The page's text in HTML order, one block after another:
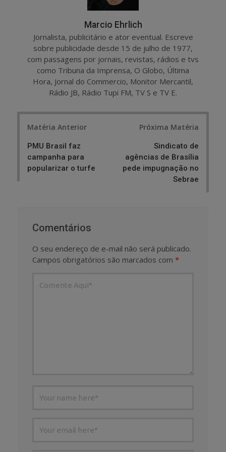
Marcio Ehrlich
Jornalista, publicitário e ator eventual. Escreve
sobre publicidade desde 15 de julho de 1977,
com passagens por jornais, revistas, rádios e tvs
como Tribuna da Imprensa, O Globo, Última
Hora, Jornal do Commercio, Monitor Mercantil,
Rádio JB, Rádio Tupi FM, TV S e TV E.
Matéria Anterior
PMU Brasil faz
campanha para
popularizar o turfe
Próxima Matéria
Sindicato de
agências de Brasília
pede impugnação no
Sebrae
Comentários
O seu endereço de e-mail não será publicado.
Campos obrigatórios são marcados com *